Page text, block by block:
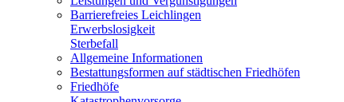
Barrierefreies Leichlingen
Erwerbslosigkeit
Sterbefall
Allgemeine Informationen
Bestattungsformen auf städtischen Friedhöfen
Friedhöfe